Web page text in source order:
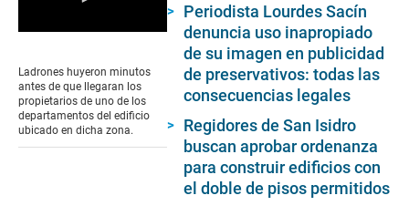
of
2
minutes,
44
seconds
Ladrones huyeron minutos
antes de que llegaran los
propietarios de uno de los
departamentos del edificio
ubicado en dicha zona.
Periodista Lourdes Sacín
denuncia uso inapropiado
de su imagen en publicidad
de preservativos: todas las
consecuencias legales
Regidores de San Isidro
buscan aprobar ordenanza
para construir edificios con
el doble de pisos permitidos